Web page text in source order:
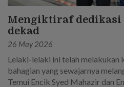
Mengiktiraf dedikasi
dekad
26 May 2026
Lelaki-lelaki ini telah melakukan
bahagian yang sewajarnya
Temui Encik Syed Mahazir dan